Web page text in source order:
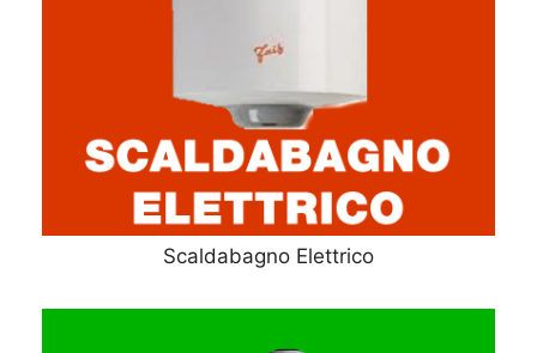
Scaldabagno Elettrico